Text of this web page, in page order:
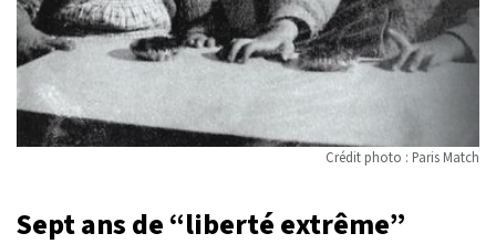
Crédit photo : Paris Match
Sept ans de “liberté extrême”